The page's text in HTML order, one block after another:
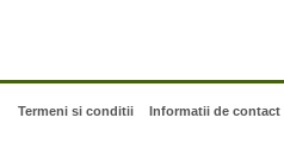
Termeni si conditii Informatii de contact